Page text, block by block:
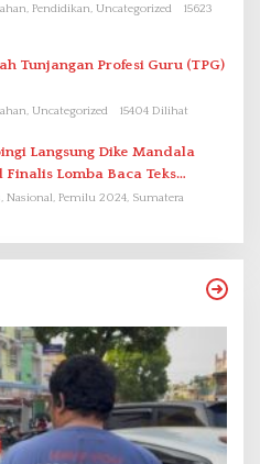
Pendidikan, Uncategorized
15623
Tunjangan Profesi Guru (TPG)
Uncategorized 15404 Dilihat
Lomba Baca Teks
di Bali
Pemilu 2024, Sumatera